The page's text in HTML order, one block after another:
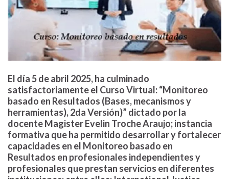
El día 5 de abril 2025, ha culminado
satisfactoriamente el Curso Virtual: “Monitoreo
basado en Resultados (Bases, mecanismos y
herramientas), 2da Versión)” dictado por la
docente Magister Evelin Troche Araujo; instancia
formativa que ha permitido desarrollar y fortalecer
capacidades en el Monitoreo basado en
Resultados en profesionales independientes y
profesionales que prestan servicios en diferentes